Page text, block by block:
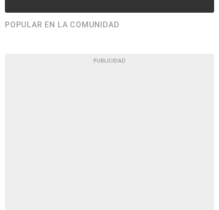
POPULAR EN LA COMUNIDAD
PUBLICIDAD